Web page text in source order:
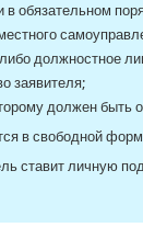
обязательном
должностное
заявителя;
должен быть
в свободной
ставит личную